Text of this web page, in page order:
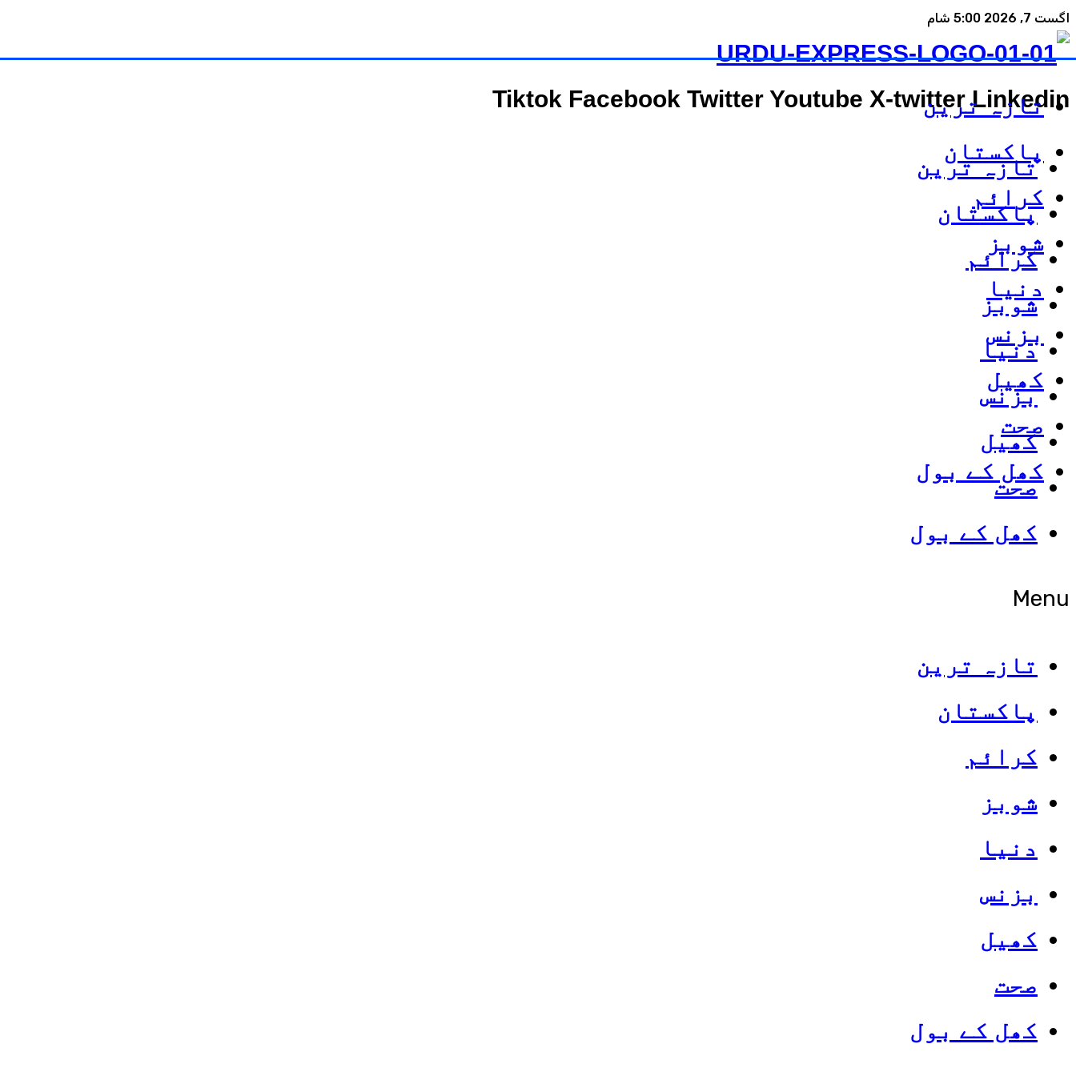
اگست 7, 2026 5:00 شام
Tiktok Facebook Twitter Youtube X-twitter Linkedin
تازہ ترین
پاکستان
کرائم
شوبز
دنیا
بزنس
کھیل
صحت
کھل کے بول
Menu
تازہ ترین
پاکستان
کرائم
شوبز
دنیا
بزنس
کھیل
صحت
کھل کے بول
تازہ ترین
پاکستان
کرائم
شوبز
دنیا
بزنس
کھیل
صحت
کھل کے بول